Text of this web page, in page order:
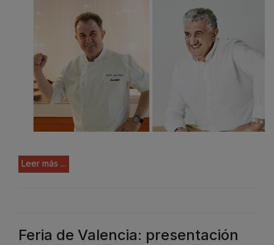
Leer más ...
Feria de Valencia: presentación